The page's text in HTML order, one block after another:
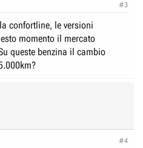
#3
confortline, le versioni
momento il mercato
queste benzina il cambio
#4